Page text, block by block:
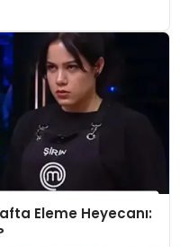
Eleme Heyecanı: